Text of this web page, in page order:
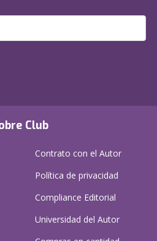
Club
Contrato con el Autor
Política de privacidad
Compliance Editorial
Universidad del Autor